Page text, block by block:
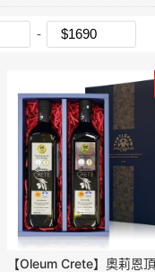
【Oleum Crete】奧莉恩